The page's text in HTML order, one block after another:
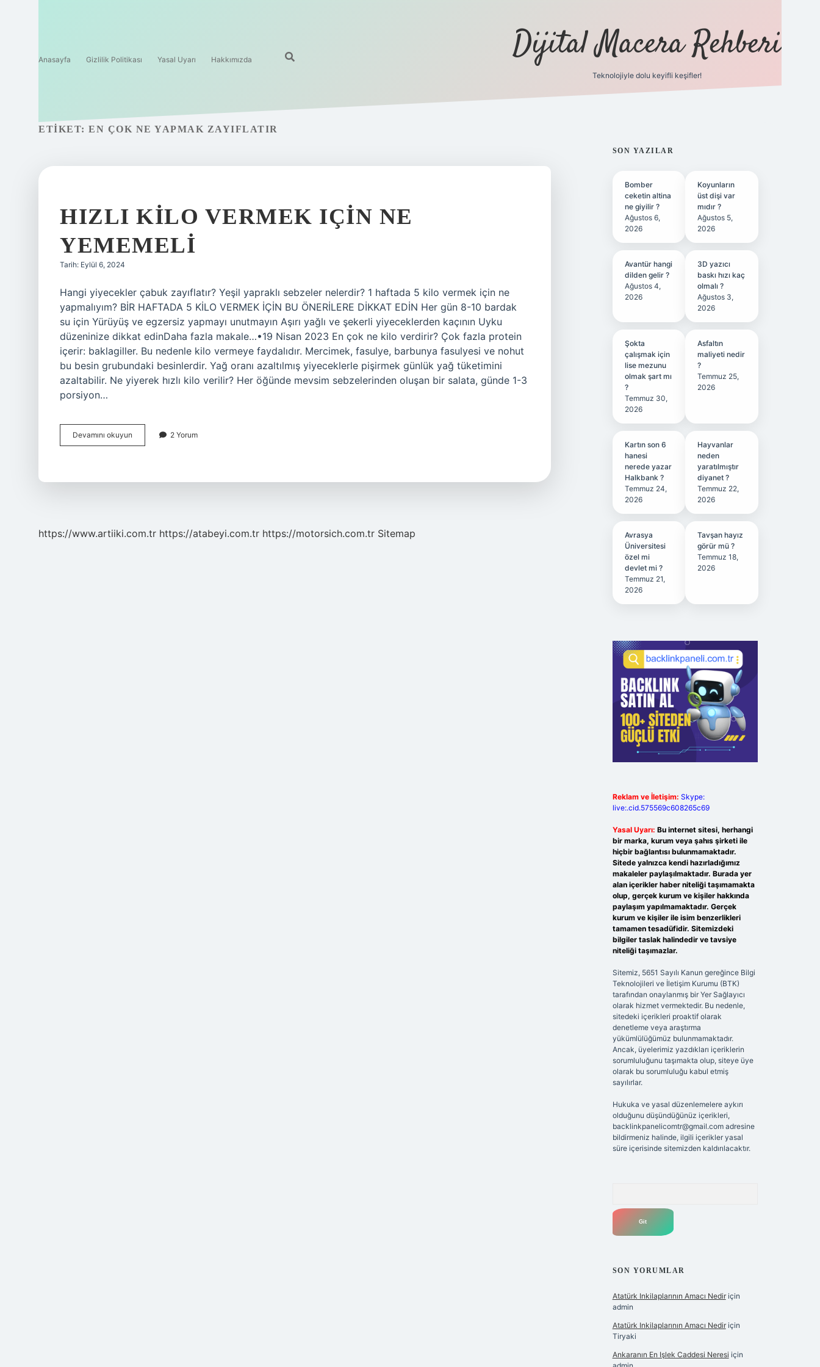
Anasayfa Gizlilik Politikası Yasal Uyarı Hakkımızda Dijital Macera Rehberi
Teknolojiyle dolu keyifli keşifler!
ETIKET: EN ÇOK NE YAPMAK ZAYIFLATIR
HIZLI KILO VERMEK IÇIN NE
YEMEMELI
Tarih: Eylül 6, 2024
Hangi yiyecekler çabuk zayıflatır? Yeşil yapraklı sebzeler nelerdir? 1 haftada 5 kilo vermek için ne
yapmalıyım? BİR HAFTADA 5 KİLO VERMEK İÇİN BU ÖNERİLERE DİKKAT EDİN Her gün 8-10 bardak
su için Yürüyüş ve egzersiz yapmayı unutmayın Aşırı yağlı ve şekerli yiyeceklerden kaçının Uyku
düzeninize dikkat edinDaha fazla makale…•19 Nisan 2023 En çok ne kilo verdirir? Çok fazla protein
içerir: baklagiller. Bu nedenle kilo vermeye faydalıdır. Mercimek, fasulye, barbunya fasulyesi ve nohut
bu besin grubundaki besinlerdir. Yağ oranı azaltılmış yiyeceklerle pişirmek günlük yağ tüketimini
azaltabilir. Ne yiyerek hızlı kilo verilir? Her öğünde mevsim sebzelerinden oluşan bir salata, günde 1-3
porsiyon…
Devamını okuyun
Kilo
2 Yorum
https://www.artiiki.com.tr https://atabeyi.com.tr https://motorsich.com.tr Sitemap
SIDEBAR
SON YAZILAR
Bomber
ceketin altina
ne giyilir ?
Ağustos 6,
2026
Koyunların
üst dişi var
mıdır ?
Ağustos 5,
2026
Avantür hangi
dilden gelir ?
Ağustos 4,
2026
3D yazıcı
baskı hızı kaç
olmalı ?
Ağustos 3,
2026
Şokta
çalışmak için
lise mezunu
olmak şart mı
?
Temmuz 30,
2026
Asfaltın
maliyeti nedir
?
Temmuz 25,
2026
Kartın son 6
hanesi
nerede yazar
Halkbank ?
Temmuz 24,
2026
Hayvanlar
neden
yaratılmıştır
diyanet ?
Temmuz 22,
2026
Avrasya
Üniversitesi
özel mi
devlet mi ?
Temmuz 21,
2026
Tavşan hayız
görür mü ?
Temmuz 18,
2026
Reklam ve İletişim: Skype:
live:.cid.575569c608265c69
Yasal Uyarı: Bu internet sitesi, herhangi
bir marka, kurum veya şahıs şirketi ile
hiçbir bağlantısı bulunmamaktadır.
Sitede yalnızca kendi hazırladığımız
makaleler paylaşılmaktadır. Burada yer
alan içerikler haber niteliği taşımamakta
olup, gerçek kurum ve kişiler hakkında
paylaşım yapılmamaktadır. Gerçek
kurum ve kişiler ile isim benzerlikleri
tamamen tesadüfidir. Sitemizdeki
bilgiler taslak halindedir ve tavsiye
niteliği taşımazlar.
Sitemiz, 5651 Sayılı Kanun gereğince Bilgi
Teknolojileri ve İletişim Kurumu (BTK)
tarafından onaylanmış bir Yer Sağlayıcı
olarak hizmet vermektedir. Bu nedenle,
sitedeki içerikleri proaktif olarak
denetleme veya araştırma
yükümlülüğümüz bulunmamaktadır.
Ancak, üyelerimiz yazdıkları içeriklerin
sorumluluğunu taşımakta olup, siteye üye
olarak bu sorumluluğu kabul etmiş
sayılırlar.
Hukuka ve yasal düzenlemelere aykırı
olduğunu düşündüğünüz içerikleri,
backlinkpanelicomtr@gmail.comadresine
bildirmeniz halinde, ilgili içerikler yasal
süre içerisinde sitemizden kaldırılacaktır.
SON YORUMLAR
Atatürk Inkilaplarının Amacı Nediriçin
admin
Atatürk Inkilaplarının Amacı Nediriçin
Tiryaki
Ankaranın En Işlek Caddesi Neresi için